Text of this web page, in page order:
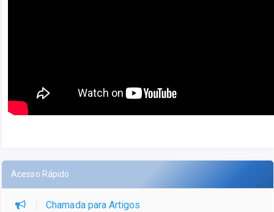
Acesso Rápido
Chamada para Artigos